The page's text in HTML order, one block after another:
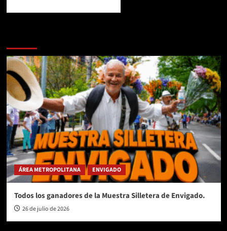
ÁREA METROPOLITANA ENVIGADO
Todos los ganadores de la Muestra Silletera de Envigado.
26 de julio de 2026